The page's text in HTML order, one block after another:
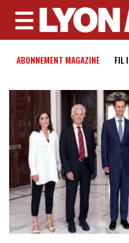
MENU
ABONNEMENT MAGAZINE FIL